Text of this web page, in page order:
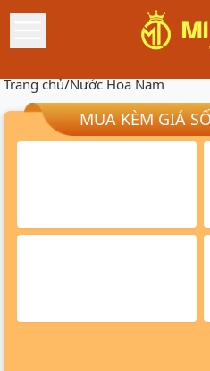
Trang chủ/Nước Hoa Nam
MUA KÈM GIÁ